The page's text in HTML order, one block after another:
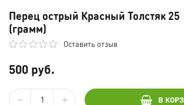
Перец острый Красный Толстяк 25
(грамм)
Оставить отзыв
500 руб.
В